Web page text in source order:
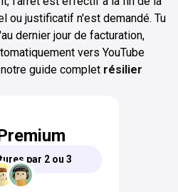
ou justificatif n'est demandé. Tu
dernier jour de facturation,
vers YouTube
guide complet résilier
par 2 ou 3